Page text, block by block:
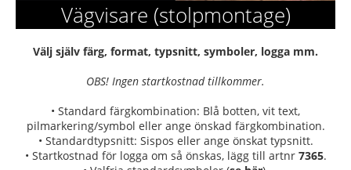
Vägvisare (stolpmontage)
Välj själv färg, format, typsnitt, symboler, logga mm.
OBS! Ingen startkostnad tillkommer.
• Standard färgkombination: Blå botten, vit text,
pilmarkering/symbol eller ange önskad färgkombination.
• Standardtypsnitt: Sispos eller ange önskat typsnitt.
• Startkostnad för logga om så önskas, lägg till artnr 7365.